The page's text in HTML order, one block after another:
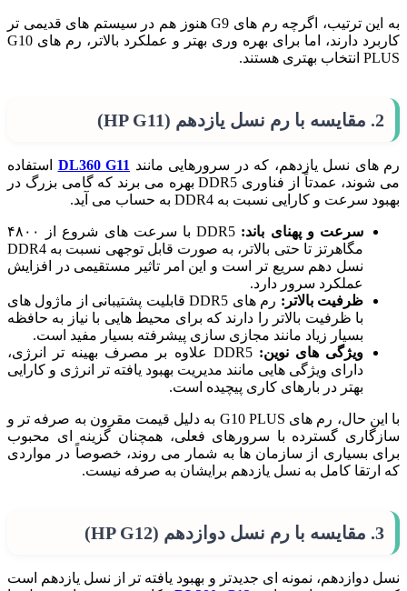
به این ترتیب، اگرچه رم های G9 هنوز هم در سیستم های قدیمی تر
کاربرد دارند، اما برای بهره وری بهتر و عملکرد بالاتر، رم های G10
PLUS انتخاب بهتری هستند.
2. مقایسه با رم نسل یازدهم (HP G11)
رم های نسل یازدهم، که در سرورهایی مانند DL360 G11 استفاده
می شوند، عمدتاً از فناوری DDR5 بهره می برند که گامی بزرگ در
بهبود سرعت و کارایی نسبت به DDR4 به حساب می آید.
سرعت و پهنای باند:
DDR5 با سرعت های شروع از ۴۸۰۰
مگاهرتز تا حتی بالاتر، به صورت قابل توجهی نسبت به DDR4
نسل دهم سریع تر است و این امر تاثیر مستقیمی در افزایش
عملکرد سرور دارد.
ظرفیت بالاتر:
رم های DDR5 قابلیت پشتیبانی از ماژول های
با ظرفیت بالاتر را دارند که برای محیط هایی با نیاز به حافظه
بسیار زیاد مانند مجازی سازی پیشرفته بسیار مفید است.
ویژگی های نوین:
DDR5 علاوه بر مصرف بهینه تر انرژی،
دارای ویژگی هایی مانند مدیریت بهبود یافته تر انرژی و کارایی
بهتر در بارهای کاری پیچیده است.
با این حال، رم های G10 PLUS به دلیل قیمت مقرون به صرفه تر و
سازگاری گسترده با سرورهای فعلی، همچنان گزینه ای محبوب
برای بسیاری از سازمان ها به شمار می روند، خصوصاً در مواردی
که ارتقا کامل به نسل یازدهم برایشان به صرفه نیست.
3. مقایسه با رم نسل دوازدهم (HP G12)
نسل دوازدهم، نمونه ای جدیدتر و بهبود یافته تر از نسل یازدهم است